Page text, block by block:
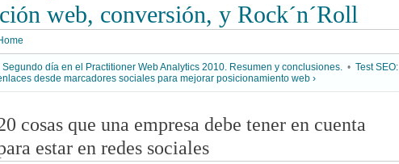
web, conversión, y Rock´n´Roll
Segundo día en el Practitioner Web Analytics 2010. Resumen y conclusiones. • Test SEO:
desde marcadores sociales para mejorar posicionamiento web ›
cosas que una empresa debe tener en cuenta
estar en redes sociales